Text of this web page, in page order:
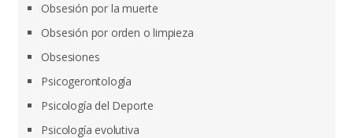
Obsesión por la muerte
Obsesión por orden o limpieza
Obsesiones
Psicogerontología
Psicología del Deporte
Psicología evolutiva